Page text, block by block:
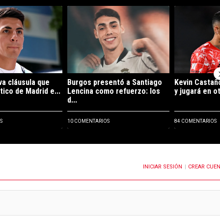
tendencia con el título "La sorpresiva cláusula que incluyó Atlético
cláusula que
de Madrid e...
Un artículo de tendencia con el título "Burgos
Burgos presentó a Santiago
Lencina como refuerzo: los
d...
10 COMENTARIOS
Un artículo
Kevin
y jugará en
84 COMENTARIOS
CUANDO SE PUBLIQUEN NUEVOS COMENTARIOSINICIAR SESIÓN CREAR